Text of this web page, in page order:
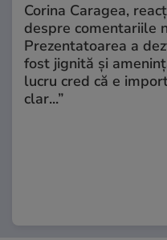
Corina Caragea,
despre comentariile
Prezentatoarea a
fost jignită și
lucru cred că e
clar...”